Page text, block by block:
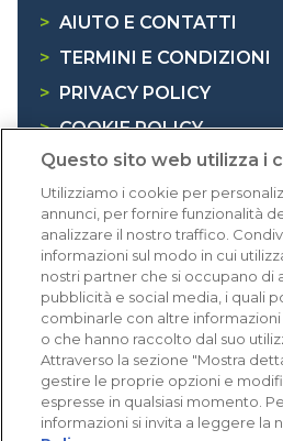
> AIUTO E CONTATTI
> TERMINI E CONDIZIONI
>
PRIVACY POLICY
> COOKIE POLICY
> INFORMATIVA RAEE
Dicono di noi
1.641 recensioni
Eccellente (4,8)
Acquisti verificati
Questo sito web utilizza i
Utilizziamo i cookie per
annunci, per fornire funzionalità
analizzare il nostro traffico.
informazioni sul modo in cui
nostri partner che si occupano di
pubblicità e social media, i quali
combinarle con altre
o che hanno raccolto dal suo
Attraverso la sezione "Mostra
gestire le proprie opzioni e
espresse in qualsiasi momento.
informazioni si invita a leggere la